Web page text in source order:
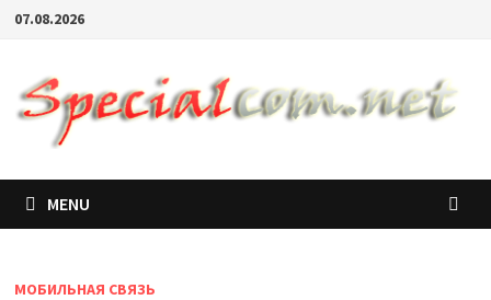
07.08.2026
MENU
МОБИЛЬНАЯ СВЯЗЬ